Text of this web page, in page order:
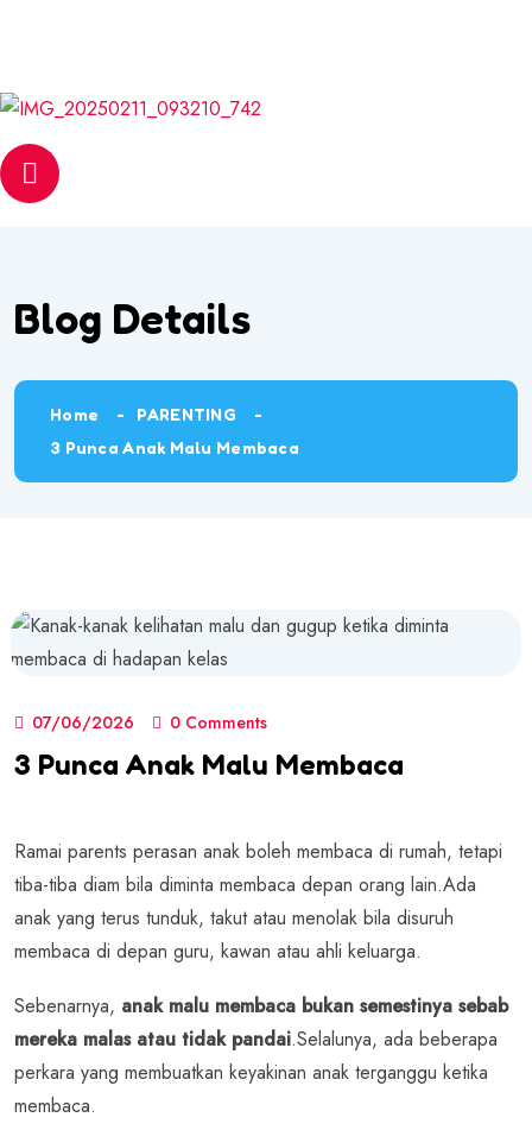
Blog Details
Home
PARENTING
3 Punca Anak Malu Membaca
07/06/2026 0 Comments
3 Punca Anak Malu Membaca
Ramai parents perasan anak boleh membaca di rumah, tetapi
tiba-tiba diam bila diminta membaca depan orang lain.Ada
anak yang terus tunduk, takut atau menolak bila disuruh
membaca di depan guru, kawan atau ahli keluarga.
Sebenarnya, anak malu membaca bukan semestinya sebab
mereka malas atau tidak pandai.Selalunya, ada beberapa
perkara yang membuatkan keyakinan anak terganggu ketika
membaca.